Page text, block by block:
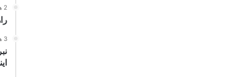
2 هفته پیش
3 هفته پیش